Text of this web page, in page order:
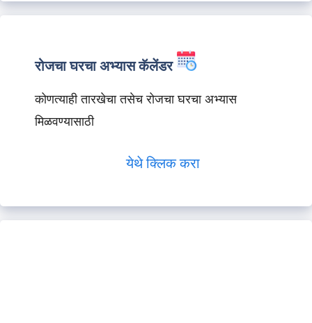
रोजचा घरचा अभ्यास कॅलेंडर
कोणत्याही तारखेचा तसेच रोजचा घरचा अभ्यास
मिळवण्यासाठी
येथे क्लिक करा